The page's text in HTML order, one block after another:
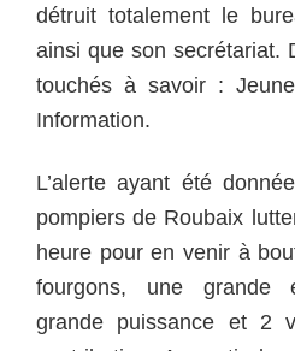
détruit totalement le
ainsi que son secrétariat.
touchés à savoir :
Information.
L’alerte ayant été
pompiers de Roubaix
heure pour en venir à
fourgons, une grande
grande puissance et 2